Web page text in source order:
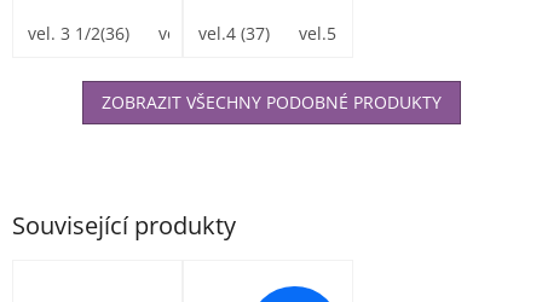
Související produkty
nošení. Svršek z
vel. 3 1/2(36) vel. 4(37) vel.5 (38)
čase, při sportu i
vel.4 (37) vel.5 (38)
ZOBRAZIT VŠECHNY PODOBNÉ PRODUKTY